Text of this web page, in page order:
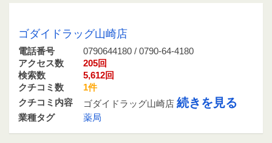
ゴダイドラッグ山崎店
電話番号
0790644180 / 0790-64-4180
アクセス数
205回
検索数
5,612回
クチコミ数
1件
クチコミ内容
ゴダイドラッグ山崎店 続きを見る
業種タグ 薬局